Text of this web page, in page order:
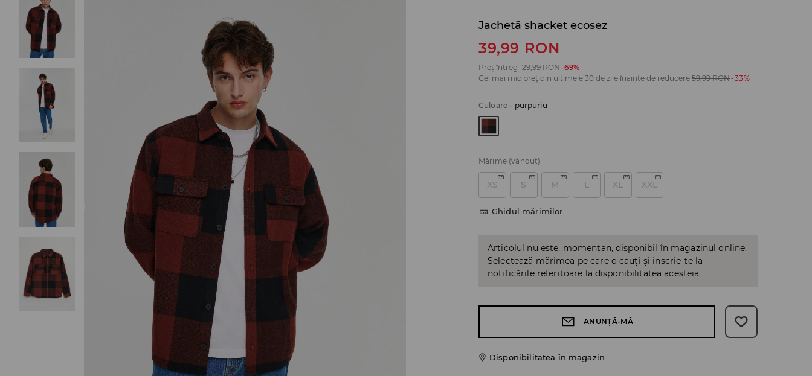
Jachetă shacket ecosez
39,99 RON
Preț întreg 129,99 RON-69%
Cel mai mic preț din ultimele 30 de zile înainte de reducere 59,99 RON-33%
Culoare - purpuriu
Mărime (vândut)
XS S M L XL XXL
Ghidul mărimilor
Articolul nu este, momentan, disponibil în magazinul online.
Selectează mărimea pe care o cauți și înscrie-te la
notificările referitoare la disponibilitatea acesteia.
ANUNȚĂ-MĂ
Disponibilitatea în magazin